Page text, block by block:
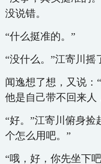
没说错。
“什么挺准的。”
“没什么。”江寄川摇
闻逸想了想，又说：
他是自己带不回来人
“好。”江寄川俯身
个怎么用吧。”
“哦，好，你先坐下